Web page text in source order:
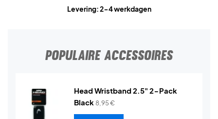
Levering: 2-4 werkdagen
POPULAIRE ACCESSOIRES
Head Wristband 2.5" 2-Pack
Black 8,95€